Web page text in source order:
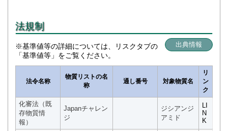
法規制
出典情報
※基準値等の詳細については、リスクタブの
「基準値等」をご覧ください。
法令名称
物質リストの名
称
通し番号 対象物質名
リ
ン
ク
化審法（既
存物質情
報）
Japanチャレン
ジ
ジシアンジ
アミド
LI
N
K